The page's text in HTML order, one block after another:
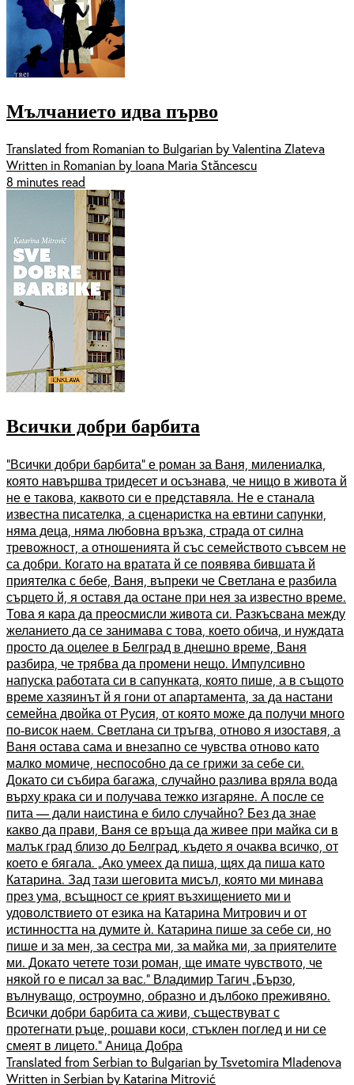
Мълчанието идва първо
Translated from Romanian to Bulgarian by Valentina Zlateva
Written in Romanian by Ioana Maria Stăncescu
8 minutes read
Всички добри барбита
"Всички добри барбита" е роман за Ваня, милениалка,
която навършва тридесет и осъзнава, че нищо в живота й
не е такова, каквото си е представяла. Не е станала
известна писателка, а сценаристка на евтини сапунки,
няма деца, няма любовна връзка, страда от силна
тревожност, а отношенията й със семейството съвсем не
са добри. Когато на вратата й се появява бившата й
приятелка с бебе, Ваня, въпреки че Светлана е разбила
сърцето й, я оставя да остане при нея за известно време.
Това я кара да преосмисли живота си. Разкъсвана между
желанието да се занимава с това, което обича, и нуждата
просто да оцелее в Белград в днешно време, Ваня
разбира, че трябва да промени нещо. Импулсивно
напуска работата си в сапунката, която пише, а в същото
време хазяинът й я гони от апартамента, за да настани
семейна двойка от Русия, от която може да получи много
по-висок наем. Светлана си тръгва, отново я изоставя, а
Ваня остава сама и внезапно се чувства отново като
малко момиче, неспособно да се грижи за себе си.
Докато си събира багажа, случайно разлива вряла вода
върху крака си и получава тежко изгаряне. А после се
пита — дали наистина е било случайно? Без да знае
какво да прави, Ваня се връща да живее при майка си в
малък град близо до Белград, където я очаква всичко, от
което е бягала. „Ако умеех да пиша, щях да пиша като
Катарина. Зад тази шеговита мисъл, която ми минава
през ума, всъщност се крият възхищението ми и
удоволствието от езика на Катарина Митрович и от
истинността на думите ѝ. Катарина пише за себе си, но
пише и за мен, за сестра ми, за майка ми, за приятелите
ми. Докато четете този роман, ще имате чувството, че
някой го е писал за вас.“ Владимир Тагич „Бързо,
вълнуващо, остроумно, образно и дълбоко преживяно.
Всички добри барбита са живи, съществуват с
протегнати ръце, рошави коси, стъклен поглед и ни се
смеят в лицето.“ Аница Добра
Translated from Serbian to Bulgarian by Tsvetomira Mladenova
Written in Serbian by Katarina Mitrović